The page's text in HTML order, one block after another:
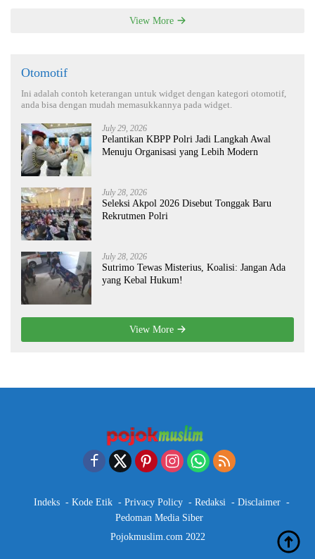
View More
Otomotif
Ini adalah contoh keterangan untuk widget dengan kategori otomotif,
anda bisa dengan mudah memasukkannya pada widget.
July 29, 2026
Pelantikan KBPP Polri Jadi Langkah Awal
Menuju Organisasi yang Lebih Modern
July 28, 2026
Seleksi Akpol 2026 Disebut Tonggak Baru
Rekrutmen Polri
July 28, 2026
Sutrimo Tewas Misterius, Koalisi: Jangan Ada
yang Kebal Hukum!
View More
Indeks Kode Etik Privacy Policy Redaksi
Disclaimer
Pedoman Media Siber
Pojokmuslim.com 2022